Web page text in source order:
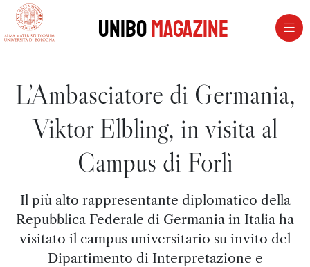
vai al contenuto della pagina
UniboMagazine
L’Ambasciatore di Germania,
Viktor Elbling, in visita al
Campus di Forlì
Il più alto rappresentante diplomatico della
Repubblica Federale di Germania in Italia ha
visitato il campus universitario su invito del
Dipartimento di Interpretazione e